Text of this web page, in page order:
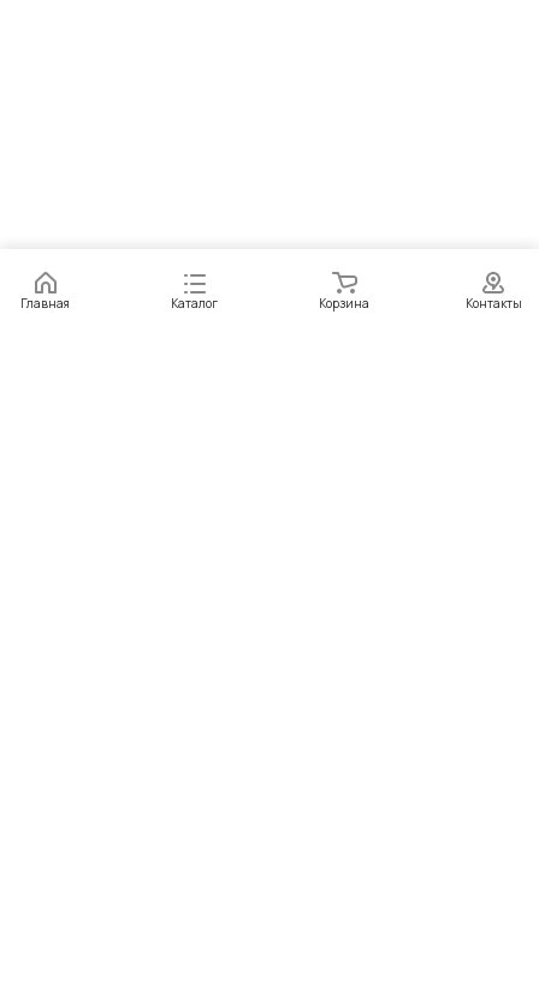
Главная Каталог Корзина Контакты